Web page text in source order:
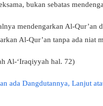
bukan sebatas
mendengarkan Al-Qur’an
Al-Qur’an tanpa ada niat
Al-‘Iraqiyyah hal. 72)
ada Dangdutannya, Lanjut